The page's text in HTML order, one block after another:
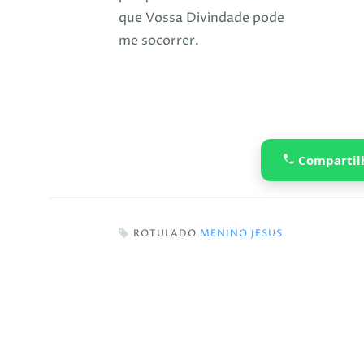
que Vossa Divindade pode
me socorrer.
ROTULADO MENINO JESUS